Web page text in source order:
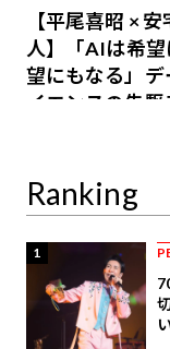
【平尾喜昭 × 安
人】「AIは希
望にもなる」デ
イエンスの先駆
Ranking
1